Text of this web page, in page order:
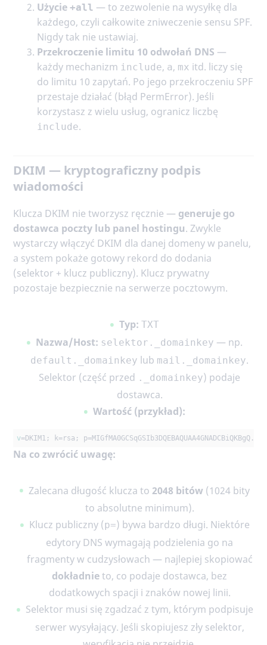
Użycie+all — to zezwolenie na wysyłkę dla
każdego, czyli całkowite zniweczenie sensu SPF.
Nigdy tak nie ustawiaj.
Przekroczenie limitu 10 odwołań DNS —
każdy mechanizm include, a, mx itd. liczy się
do limitu 10 zapytań. Po jego przekroczeniu SPF
przestaje działać (błąd PermError). Jeśli
korzystasz z wielu usług, ogranicz liczbę
include.
DKIM — kryptograficzny podpis
wiadomości
Klucza DKIM nie tworzysz ręcznie — generuje go
dostawca poczty lub panel hostingu. Zwykle
wystarczy włączyć DKIM dla danej domeny w panelu,
a system pokaże gotowy rekord do dodania
(selektor + klucz publiczny). Klucz prywatny
pozostaje bezpiecznie na serwerze pocztowym.
Typ: TXT
Nazwa/Host: selektor._domainkey — np.
default._domainkey lub mail._domainkey.
Selektor (część przed ._domainkey) podaje
dostawca.
Wartość (przykład):
v=DKIM1; k=rsa;
Na co zwrócić uwagę:
Zalecana długość klucza to 2048 bitów (1024 bity
to absolutne minimum).
Klucz publiczny (p=) bywa bardzo długi. Niektóre
edytory DNS wymagają podzielenia go na
fragmenty w cudzysłowach — najlepiej skopiować
dokładnieto, co podaje dostawca, bez
dodatkowych spacji i znaków nowej linii.
Selektor musi się zgadzać z tym, którym podpisuje
serwer wysyłający. Jeśli skopiujesz zły selektor,